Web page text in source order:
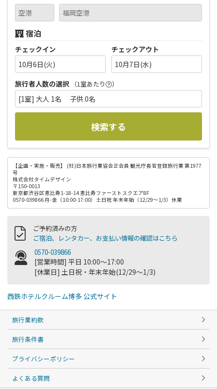
宿泊
チェックイン
10月6日(火)
チェックアウト
10月7日(水)
旅行者人数の選択
（1室あたり ）
[1室] 大人 1名 子供 0名
検索する
【企画・実施・販売】
(社)日本旅行業協会正会員 観光庁長官登録旅行業 第1977
号
株式会社タイムデザイン
〒150-0013
東京都渋谷区恵比寿1-18-14 恵比寿ファーストスクエア8F
0570-039866 月-金（10:00-17:00）土日祝 年末年始（12/29～1/3）休業
ご予約済みの方
ご宿泊、レンタカー、お支払い情報の確認はこちら
0570-039866
[営業時間] 平日 10:00～17:00
[休業日] 土日祝・年末年始(12/29～1/3)
西鉄ホテルクルーム博多 公式サイト
旅行業約款
旅行条件書
プライバシーポリシー
よくある質問